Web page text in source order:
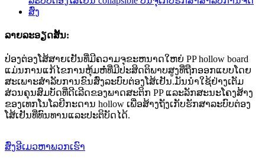
ລາຍ​ລະ​ອຽດ​ສັ້ນ​:
ປ່ອງຕ່ອງໂສ້ສາຍເຢັນທີ່ມີຄວາມຈຸຂະຫນາດໃຫຍ່ PP hollow board
ແມ່ນການແກ້ໄຂການຫຸ້ມຫໍ່ທີ່ມີປະສິດຕິພາບສູງທີ່ຖືກອອກແບບໂດຍ
ສະເພາະສໍາລັບການຂົນສົ່ງລະບົບຕ່ອງໂສ້ເຢັນ.ມັນນໍາໃຊ້ຢ່າງເຕັມ
ສ່ວນຄຸນສົມບັດທີ່ດີເລີດຂອງພາດສະຕິກ PP ແລະລັກສະນະໂຄງສ້າງ
ຂອງເທກໂນໂລຍີກະດານ hollow ເພື່ອສ້າງຖັງເກັບຮັກສາລະບົບຕ່ອງ
ໂສ້ເຢັນທີ່ທົນທານແລະປະຕິບັດໄດ້.
ສົ່ງອີເມວຫາພວກເຮົາ